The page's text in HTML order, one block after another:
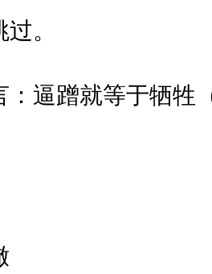
。
：逼蹭就等于牺牲